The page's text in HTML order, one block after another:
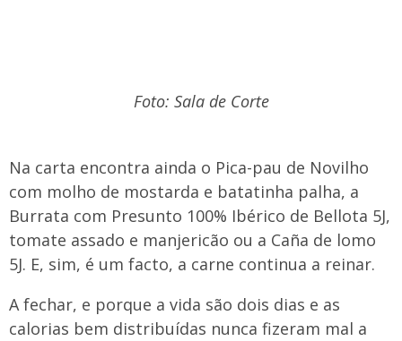
Foto: Sala de Corte
Na carta encontra ainda o Pica-pau de Novilho
com molho de mostarda e batatinha palha, a
Burrata com Presunto 100% Ibérico de Bellota 5J,
tomate assado e manjericão ou a Caña de lomo
5J. E, sim, é um facto, a carne continua a reinar.
A fechar, e porque a vida são dois dias e as
calorias bem distribuídas nunca fizeram mal a